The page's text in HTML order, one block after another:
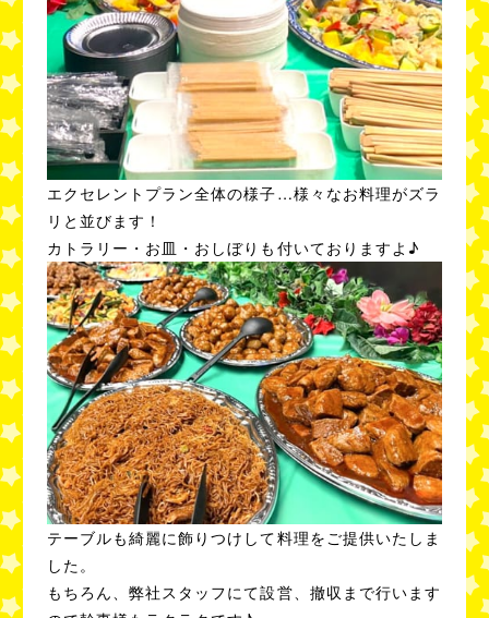
エクセレントプラン全体の様子…様々なお料理がズラ
リと並びます！
カトラリー・お皿・おしぼりも付いておりますよ♪
テーブルも綺麗に飾りつけして料理をご提供いたしま
した。
もちろん、弊社スタッフにて設営、撤収まで行います